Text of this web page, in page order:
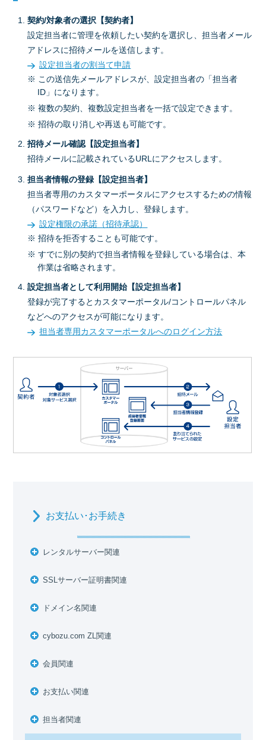
契約/対象者の選択【契約者】
設定担当者に管理を依頼したい契約を選択し、担当者メール
アドレスに招待メールを送信します。
設定担当者の割当て申請
※ この送信先メールアドレスが、設定担当者の「担当者
ID」になります。
※ 複数の契約、複数設定担当者を一括で設定できます。
※ 招待の取り消しや再送も可能です。
招待メール確認【設定担当者】
招待メールに記載されているURLにアクセスします。
担当者情報の登録【設定担当者】
担当者専用のカスタマーポータルにアクセスするための情報
（パスワードなど）を入力し、登録します。
設定権限の承諾（招待承認）
※ 招待を拒否することも可能です。
※ すでに別の契約で担当者情報を登録している場合は、本
作業は省略されます。
設定担当者として利用開始【設定担当者】
登録が完了するとカスタマーポータル/コントロールパネル
などへのアクセスが可能になります。
担当者専用カスタマーポータルへのログイン方法
お支払い･お手続き
レンタルサーバー関連
SSLサーバー証明書関連
ドメイン名関連
cybozu.com ZL関連
会員関連
お支払い関連
担当者関連